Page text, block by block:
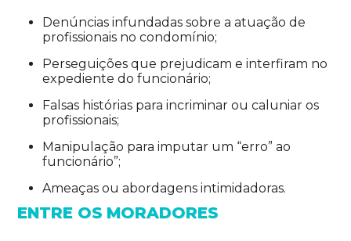
Denúncias infundadas sobre a atuação de
profissionais no condomínio;
Perseguições que prejudicam e interfiram no
expediente do funcionário;
Falsas histórias para incriminar ou caluniar os
profissionais;
Manipulação para imputar um “erro” ao
funcionário”;
Ameaças ou abordagens intimidadoras.
ENTRE OS MORADORES